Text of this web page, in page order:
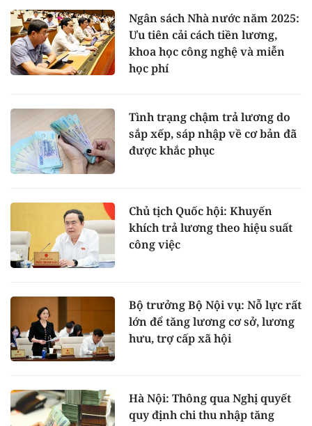
Ngân sách Nhà nước năm 2025:
Ưu tiên cải cách tiền lương,
khoa học công nghệ và miễn
học phí
Tình trạng chậm trả lương do
sắp xếp, sáp nhập về cơ bản đã
được khắc phục
Chủ tịch Quốc hội: Khuyến
khích trả lương theo hiệu suất
công việc
Bộ trưởng Bộ Nội vụ: Nỗ lực rất
lớn để tăng lương cơ sở, lương
hưu, trợ cấp xã hội
Hà Nội: Thông qua Nghị quyết
quy định chi thu nhập tăng